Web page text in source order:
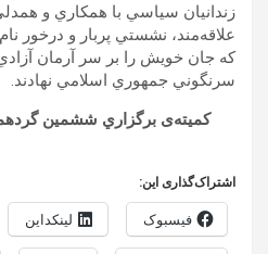
زندانيان سياسي با همکاري و
علاقه‌مند، نشستي پربار و درخور
که جان خويش را بر سر آرمان
سرنگوني جمهوري اسلامي نهادند.
کميته‌ی برگزاري ششمين
اشتراک‌گذاری این:
فیسبوک لینکداین